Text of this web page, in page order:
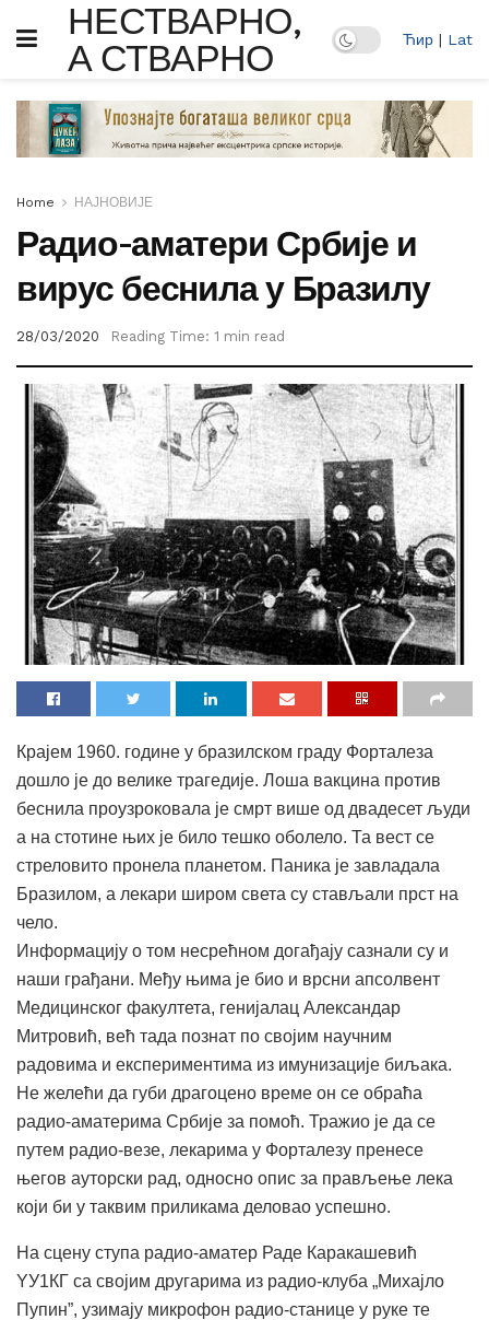
НЕСТВАРНО,
А СТВАРНО Ћир | Lat
Home НАЈНОВИЈЕ
Радио-аматери Србије и
вирус беснила у Бразилу
28/03/2020 Reading Time: 1 min read
Крајем 1960. године у бразилском граду Форталеза
дошло је до велике трагедије. Лоша вакцина против
беснила проузроковала је смрт више од двадесет људи
а на стотине њих је било тешко оболело. Та вест се
стреловито пронела планетом. Паника је завладала
Бразилом, а лекари широм света су стављали прст на
чело.
Информацију о том несрећном догађају сазнали су и
наши грађани. Међу њима је био и врсни апсолвент
Медицинског факултета, генијалац Александар
Митровић, већ тада познат по својим научним
радовима и експериментима из имунизације биљака.
Не желећи да губи драгоцено време он се обраћа
радио-аматерима Србије за помоћ. Тражио је да се
путем радио-везе, лекарима у Форталезу пренесе
његов ауторски рад, односно опис за прављење лека
који би у таквим приликама деловао успешно.
На сцену ступа радио-аматер Раде Каракашевић
YУ1КГ са својим другарима из радио-клуба „Михајло
Пупин”, узимају микрофон радио-станице у руке те